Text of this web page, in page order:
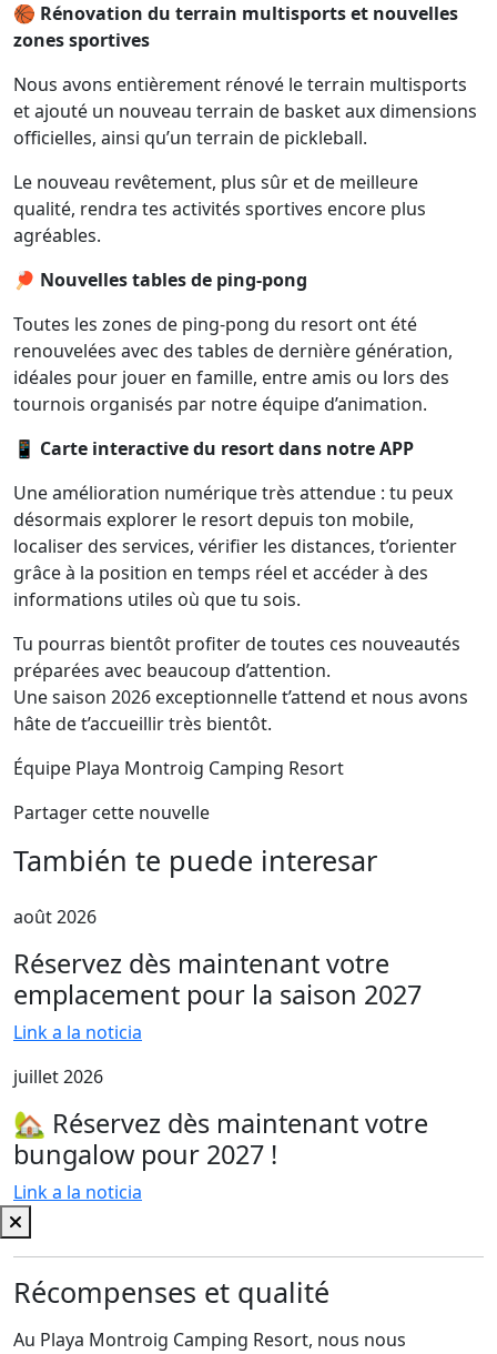
🏀 Rénovation du terrain multisports et nouvelles
zones sportives
Nous avons entièrement rénové le terrain multisports
et ajouté un nouveau terrain de basket aux dimensions
officielles, ainsi qu’un terrain de pickleball.
Le nouveau revêtement, plus sûr et de meilleure
qualité, rendra tes activités sportives encore plus
agréables.
🏓 Nouvelles tables de ping-pong
Toutes les zones de ping-pong du resort ont été
renouvelées avec des tables de dernière génération,
idéales pour jouer en famille, entre amis ou lors des
tournois organisés par notre équipe d’animation.
📱 Carte interactive du resort dans notre APP
Une amélioration numérique très attendue : tu peux
désormais explorer le resort depuis ton mobile,
localiser des services, vérifier les distances, t’orienter
grâce à la position en temps réel et accéder à des
informations utiles où que tu sois.
Tu pourras bientôt profiter de toutes ces nouveautés
préparées avec beaucoup d’attention.
Une saison 2026 exceptionnelle t’attend et nous avons
hâte de t’accueillir très bientôt.
Équipe Playa Montroig Camping Resort
Partager cette nouvelle
También te puede interesar
août 2026
Réservez dès maintenant votre
emplacement pour la saison 2027
Link a la noticia
juillet 2026
🏡 Réservez dès maintenant votre
bungalow pour 2027 !
Link a la noticia
Récompenses et qualité
Au Playa Montroig Camping Resort, nous nous